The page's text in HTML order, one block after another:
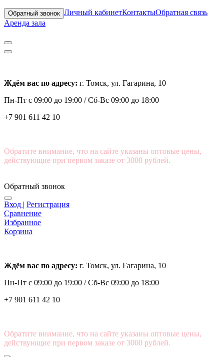
Обратный звонок Личный кабинетКонтактыОбратная связь
Аренда зала
Ждём вас по адресу: г. Томск, ул. Гагарина, 10
Пн-Пт с 09:00 до 19:00 /Сб-Вс 09:00 до 18:00
+7 901 611 42 10
Обратите внимание, что на сайте указаны оптовые цены,
действующие при первом заказе от 3000 рублей.
Обратный звонок
Вход | Регистрация
Сравнение
Избранное
Корзина
Ждём вас по адресу: г. Томск, ул. Гагарина, 10
Пн-Пт с 09:00 до 19:00 /Сб-Вс 09:00 до 18:00
+7 901 611 42 10
Обратите внимание, что на сайте указаны оптовые цены,
действующие при первом заказе от 3000 рублей.